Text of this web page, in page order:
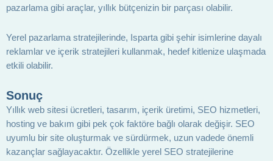
pazarlama gibi araçlar, yıllık bütçenizin bir parçası olabilir.
Yerel pazarlama stratejilerinde, Isparta gibi şehir isimlerine dayalı
reklamlar ve içerik stratejileri kullanmak, hedef kitlenize ulaşmada
etkili olabilir.
Sonuç
Yıllık web sitesi ücretleri, tasarım, içerik üretimi, SEO hizmetleri,
hosting ve bakım gibi pek çok faktöre bağlı olarak değişir. SEO
uyumlu bir site oluşturmak ve sürdürmek, uzun vadede önemli
kazançlar sağlayacaktır. Özellikle yerel SEO stratejilerine